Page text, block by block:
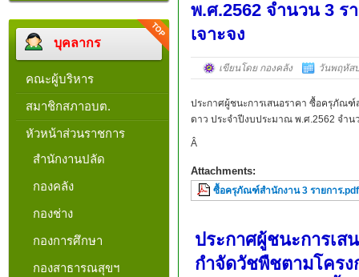
บุคลากร
คณะผู้บริหาร
สมาชิกสภาอบต.
หัวหน้าส่วนราชการ
สำนักงานปลัด
กองคลัง
กองช่าง
กองการศึกษา
กองสาธารณสุขฯ
พ.ศ.2562 จำนวน 3 ร
เจาะจง
เขียนโดย กองคลัง วันพฤหัส
ประกาศผู้ชนะการเสนอราคา ซื้อครุภัณ
ดาว ประจำปีงบประมาณ พ.ศ.2562 จำน
Â
Attachments:
ซื้อครุภัณฑ์สำนักงาน 3 รายการ.pdf
ประกาศผู้ชนะการเส
กำจัดวัชพืชตามโคร